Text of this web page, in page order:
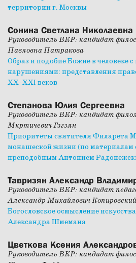
территории г. Москвы
Сонина Светлана Николаевна
Руководитель ВКР: кандидат
Павловна Патракова
Образ и подобие Божие в человеке
нарушениями: представления
ХХ–ХХI веков
Степанова Юлия Сергеевна
Руководитель ВКР: кандидат
Мкртичевич Гзгзян
Приоритеты святителя Филарета
монашеской жизни (по материалам
преподобным Антонием
Тавризян Александр
Руководитель ВКР: кандидат
Александр Михайлович Копировский
Богословское осмысление
Александра Шмемана
Цветкова Ксения
Руководитель ВКР: кандидат